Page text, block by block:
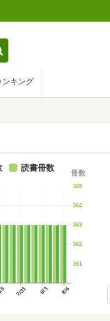
ンキング
7/31 8/3 8/6
361
362
363
364
365
冊数
読書冊数